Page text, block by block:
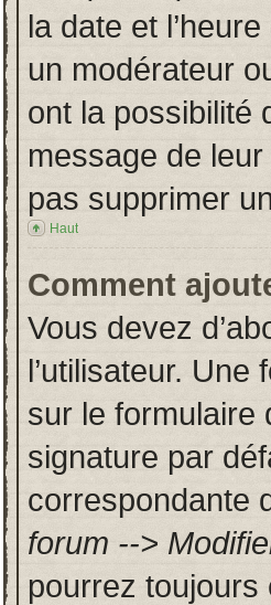
la date et
un modérateur
ont la possibilité
message de
pas supprimer
Haut
Comment
Vous devez
l’utilisateur.
sur le formulaire
signature par
correspondante
forum -->
pourrez toujours